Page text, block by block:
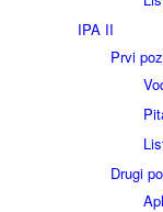
IPA II
Prvi
Drugi